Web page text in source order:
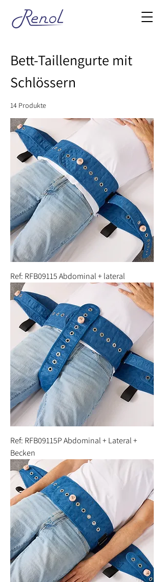
Bett-Taillengurte mit
Schlössern
14 Produkte
Ref: RFB09115 Abdominal + lateral
Ref: RFB09115P Abdominal + Lateral +
Becken